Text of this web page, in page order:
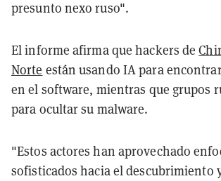
presunto nexo ruso".
El informe afirma que hackers de
Norte están usando IA para
en el software, mientras que grupos
para ocultar su malware.
"Estos actores han aprovechado
sofisticados hacia el descubrimiento